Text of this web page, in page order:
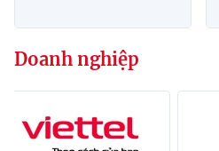
Doanh nghiệp